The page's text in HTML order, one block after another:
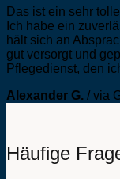
Das ist ein sehr
Ich habe ein
hält sich an
gut versorgt und
Pflegedienst, den
Alexander G. / via
Häufige